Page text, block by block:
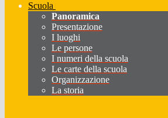
Scuola
Panoramica
Presentazione
I luoghi
Le persone
I numeri della scuola
Le carte della scuola
Organizzazione
La storia